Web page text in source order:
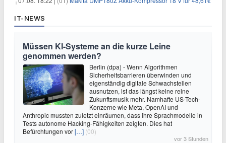
IT-NEWS
Müssen KI-Systeme an die kurze Leine
genommen werden?
Berlin (dpa) - Wenn Algorithmen
Sicherheitsbarrieren überwinden und
eigenständig digitale Schwachstellen
ausnutzen, ist das längst keine reine
Zukunftsmusik mehr. Namhafte US-Tech-
Konzerne wie Meta, OpenAI und
Anthropic mussten zuletzt einräumen, dass ihre Sprachmodelle in
Tests autonome Hacking-Fähigkeiten zeigten. Dies hat
Befürchtungen vor[…] (00)
vor 3 Stunden